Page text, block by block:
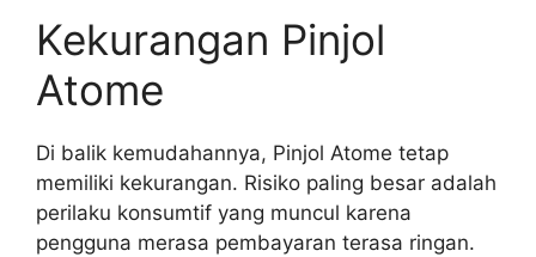
Kekurangan Pinjol
Atome
Di balik kemudahannya, Pinjol Atome tetap
memiliki kekurangan. Risiko paling besar adalah
perilaku konsumtif yang muncul karena
pengguna merasa pembayaran terasa ringan.